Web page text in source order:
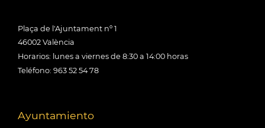
Plaça de l'Ajuntament nº 1
46002 València
Horarios: lunes a viernes de 8:30 a 14:00 horas
Teléfono: 963 52 54 78
Ayuntamiento